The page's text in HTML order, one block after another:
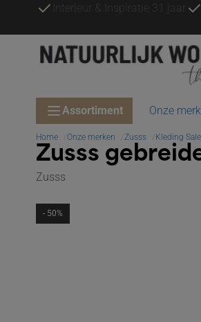
Interieur & Inspiratie 31 jaar
Assortiment Onze
Home Onze merken Zusss Kleding Sale
Zusss
Zusss
- 50%